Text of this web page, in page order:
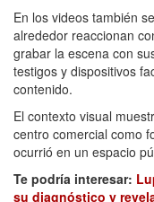
En los videos también
alrededor reaccionan
grabar la escena con
testigos y dispositivos
contenido.
El contexto visual
centro comercial como
ocurrió en un espacio
Te podría interesar:
su diagnóstico y